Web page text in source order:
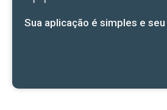
Sua aplicação é simples e